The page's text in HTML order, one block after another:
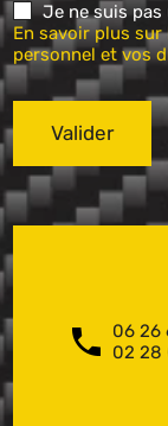
Je ne suis
En savoir plus sur
personnel et vos
Valider
06 26
02 28